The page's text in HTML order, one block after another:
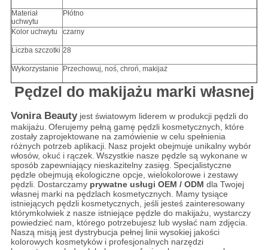
Materiał
uchwytu
Płótno
Kolor uchwytu czarny
Liczba szczotki 28
Wykorzystanie Przechowuj, noś, chroń, makijaż
Pędzel do makijażu marki własnej
Vonira Beautyjest światowym liderem w produkcji pędzli do
makijażu. Oferujemy pełną gamę pędzli kosmetycznych, które
zostały zaprojektowane na zamówienie w celu spełnienia
różnych potrzeb aplikacji. Nasz projekt obejmuje unikalny wybór
włosów, okuć i rączek. Wszystkie nasze pędzle są wykonane w
sposób zapewniający nieskazitelny zasięg. Specjalistyczne
pędzle obejmują ekologiczne opcje, wielokolorowe i zestawy
pędzli. Dostarczamy prywatne usługi OEM / ODM dla Twojej
własnej marki na pędzlach kosmetycznych. Mamy tysiące
istniejących pędzli kosmetycznych, jeśli jesteś zainteresowany
którymkolwiek z nasze istniejące pędzle do makijażu, wystarczy
powiedzieć nam, którego potrzebujesz lub wysłać nam zdjęcia.
Naszą misją jest dystrybucja pełnej linii wysokiej jakości
kolorowych kosmetyków i profesjonalnych narzędzi